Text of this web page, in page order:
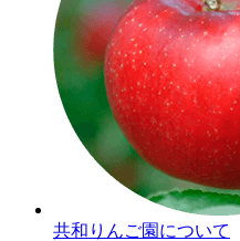
共和りんご園について